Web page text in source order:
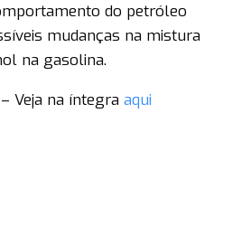
do petróleo
mudanças na mistura
na gasolina.
Veja na íntegra aqui